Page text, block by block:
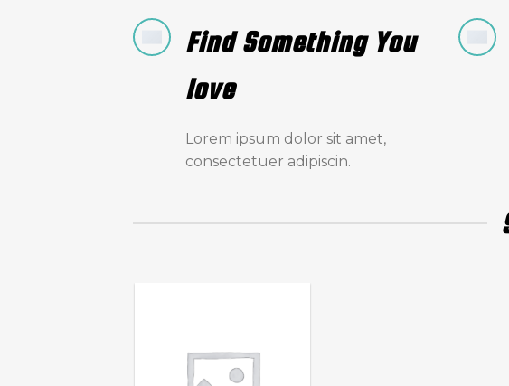
Find Something You
love
Lorem ipsum dolor sit amet,
consectetuer adipiscin.